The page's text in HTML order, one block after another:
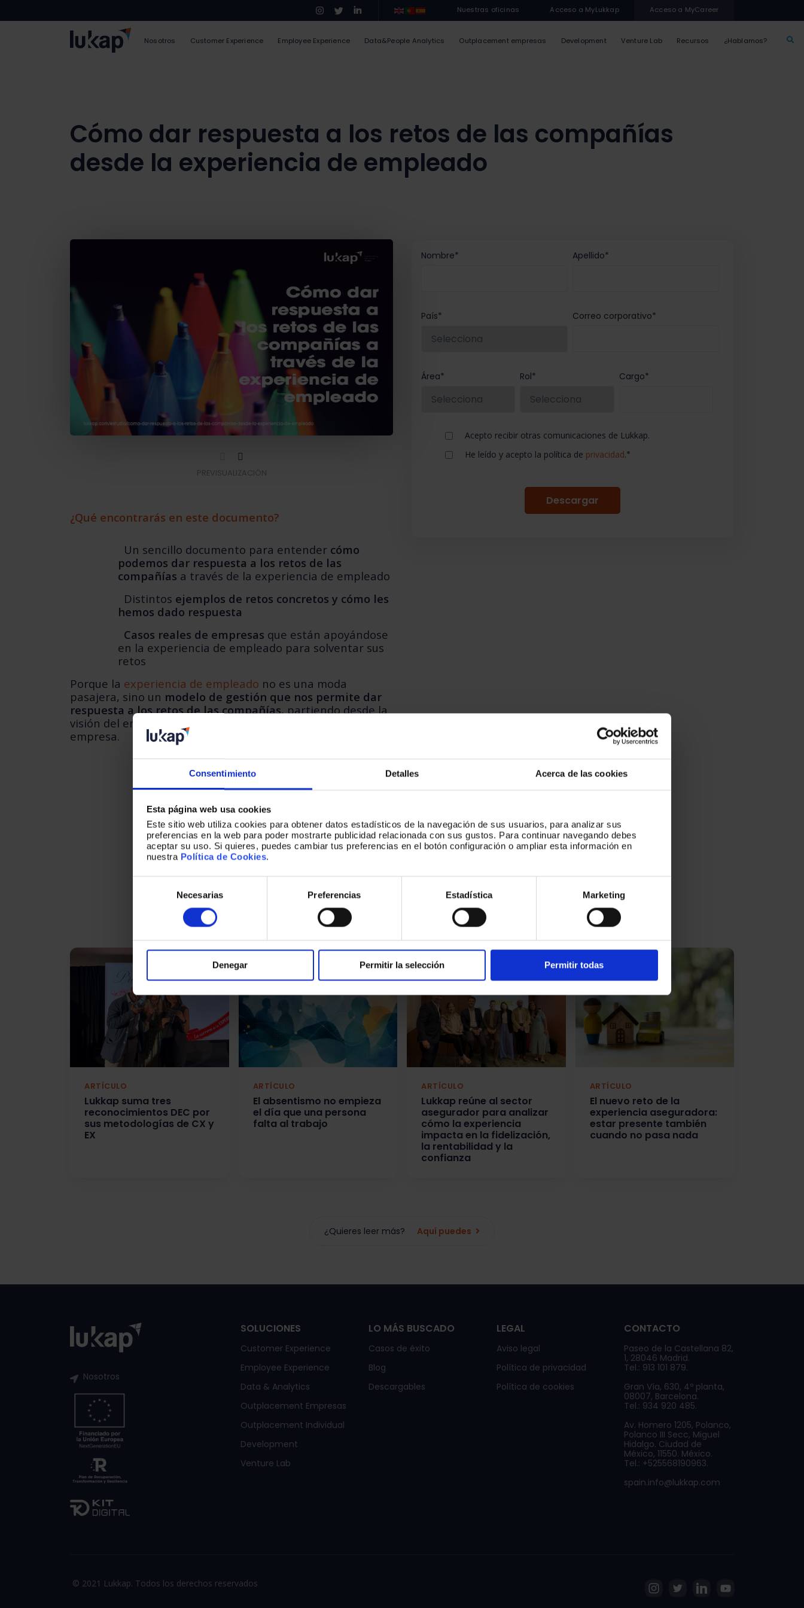
Consentimiento Detalles Acerca de las cookies
Esta página web usa cookies
Este sitio web utiliza cookies para obtener datos estadísticos de la navegación de sus usuarios, para analizar sus
preferencias en la web para poder mostrarte publicidad relacionada con sus gustos. Para continuar navegando debes
aceptar su uso. Si quieres, puedes cambiar tus preferencias en el botón configuración o ampliar esta información en
nuestra Política de Cookies.
Necesarias Preferencias Estadística Marketing
Denegar Permitir la selección Permitir todas
Nuestras oficinas Acceso a MyLukkap Acceso a MyCareer
Nosotros Customer Experience Employee Experience Data&People Analytics Outplacement empresas Development Venture Lab Recursos ¿Hablamos?
Cómo dar respuesta a los retos de las compañías
desde la experiencia de empleado
PREVISUALIZACIÓN
¿Qué encontrarás en este documento?
Un sencillo documento para entender cómo
podemos dar respuesta a los retos de las
compañías a través de la experiencia de empleado
Distintos ejemplos de retos concretos y cómo les
hemos dado respuesta
Casos reales de empresas que están apoyándose
en la experiencia de empleado para solventar sus
retos
Porque la experiencia de empleado no es una moda
pasajera, sino un modelo de gestión que nos permite dar
respuesta a los retos de las compañías, partiendo desde la
visión del empleado y alineándola con las necesidades de la
empresa.
Nombre* Apellido*
País* Correo corporativo*
Área* Rol* Cargo*
Acepto recibir otras comunicaciones de Lukkap.
He leído y acepto la política de privacidad.*
Nuestros últimos artículos
Una colección de historias escritas por nuestros equipos,
sobre nuestras capacidades, nuestro día a día y nuestra
ARTÍCULO
Lukkap suma tres
reconocimientos DEC por
sus metodologías de CX y
EX
ARTÍCULO
El absentismo no empieza
el día que una persona
falta al trabajo
ARTÍCULO
Lukkap reúne al sector
asegurador para analizar
cómo la experiencia
impacta en la fidelización,
la rentabilidad y la
confianza
ARTÍCULO
El nuevo reto de la
experiencia aseguradora:
estar presente también
cuando no pasa nada
¿Quieres leer más? Aquí puedes
Nosotros
SOLUCIONES
Customer Experience
Employee Experience
Data & Analytics
Outplacement Empresas
Outplacement Individual
Development
Venture Lab
LO MÁS BUSCADO
Casos de éxito
Blog
Descargables
LEGAL
Aviso legal
Política de privacidad
Política de cookies
CONTACTO
Paseo de la Castellana 82,
1, 28046 Madrid.
Tel.: 913 101 879.
Gran Vía, 630, 4º planta,
08007, Barcelona.
Tel.: 934 920 485.
Av. Homero 1205, Polanco,
Polanco III Secc, Miguel
Hidalgo. Ciudad de
México, 11550. México.
Tel.: +525568190963.
spain.info@lukkap.com
© 2021 Lukkap. Todos los derechos reservados